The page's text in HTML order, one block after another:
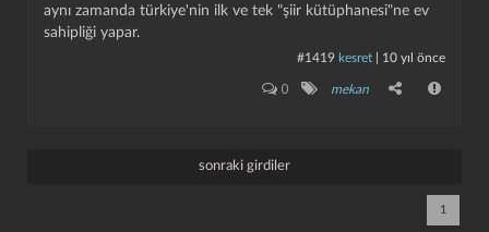
aynı zamanda türkiye'nin ilk ve tek "şiir kütüphanesi"ne ev
sahipliği yapar.
#1419 kesret 10 yıl önce
0 mekan
sonraki girdiler
1